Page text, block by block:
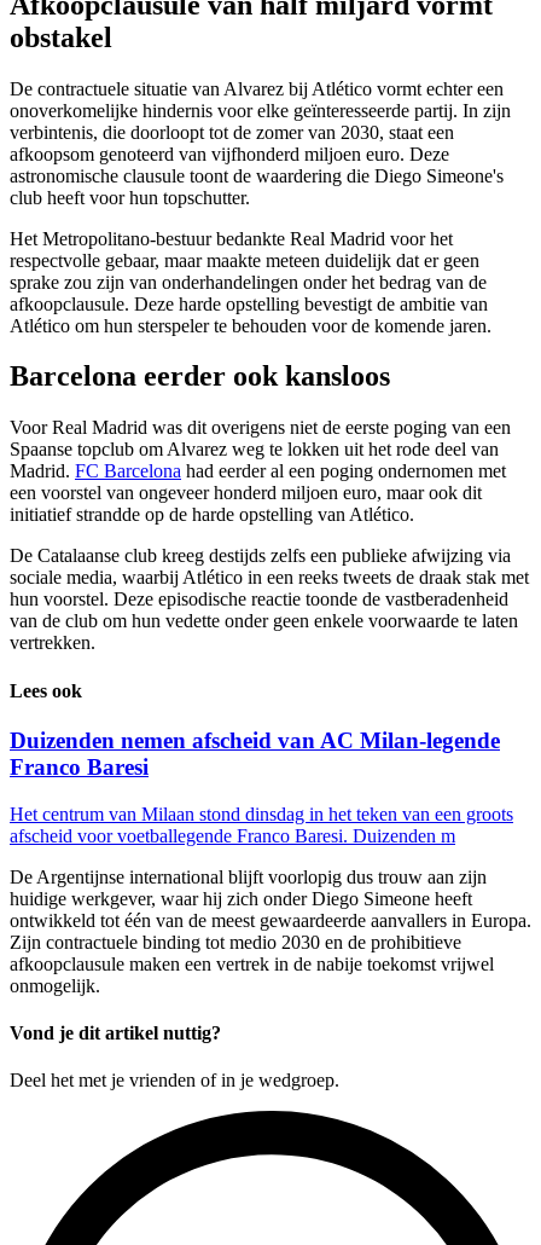
obstakel
De contractuele situatie van Alvarez bij Atlético vormt echter een
onoverkomelijke hindernis voor elke geïnteresseerde partij. In zijn
verbintenis, die doorloopt tot de zomer van 2030, staat een
afkoopsom genoteerd van vijfhonderd miljoen euro. Deze
astronomische clausule toont de waardering die Diego Simeone's
club heeft voor hun topschutter.
Het Metropolitano-bestuur bedankte Real Madrid voor het
respectvolle gebaar, maar maakte meteen duidelijk dat er geen
sprake zou zijn van onderhandelingen onder het bedrag van de
afkoopclausule. Deze harde opstelling bevestigt de ambitie van
Atlético om hun sterspeler te behouden voor de komende jaren.
Barcelona eerder ook kansloos
Voor Real Madrid was dit overigens niet de eerste poging van een
Spaanse topclub om Alvarez weg te lokken uit het rode deel van
Madrid. FC Barcelona had eerder al een poging ondernomen met
een voorstel van ongeveer honderd miljoen euro, maar ook dit
initiatief strandde op de harde opstelling van Atlético.
De Catalaanse club kreeg destijds zelfs een publieke afwijzing via
sociale media, waarbij Atlético in een reeks tweets de draak stak met
hun voorstel. Deze episodische reactie toonde de vastberadenheid
van de club om hun vedette onder geen enkele voorwaarde te laten
vertrekken.
Lees ook
Duizenden nemen afscheid van AC Milan-legende
Franco Baresi
Het centrum van Milaan stond dinsdag in het teken van een groots
afscheid voor voetballegende Franco Baresi. Duizenden m
De Argentijnse international blijft voorlopig dus trouw aan zijn
huidige werkgever, waar hij zich onder Diego Simeone heeft
ontwikkeld tot één van de meest gewaardeerde aanvallers in Europa.
Zijn contractuele binding tot medio 2030 en de prohibitieve
afkoopclausule maken een vertrek in de nabije toekomst vrijwel
onmogelijk.
Vond je dit artikel nuttig?
Deel het met je vrienden of in je wedgroep.